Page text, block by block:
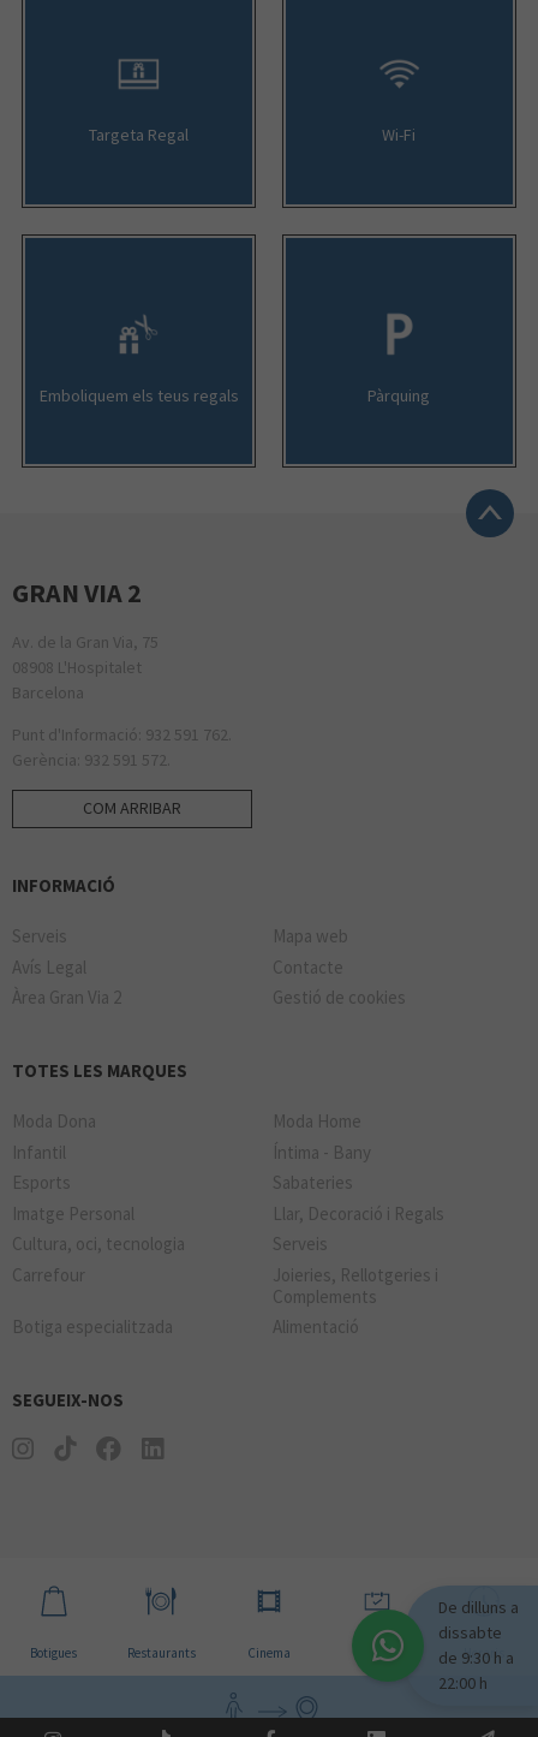
Targeta Regal Wi-Fi
Emboliquem els teus regals Pàrquing
GRAN VIA 2
Av. de la Gran Via, 75
08908 L'Hospitalet
Barcelona
Punt d'Informació: 932 591 762.
Gerència: 932 591 572.
COM ARRIBAR
INFORMACIÓ
Serveis
Mapa web
Avís Legal
Contacte
Àrea Gran Via 2
Gestió de cookies
TOTES LES MARQUES
Moda Dona
Moda Home
Infantil
Íntima - Bany
Esports
Sabateries
Imatge Personal
Llar, Decoració i Regals
Cultura, oci, tecnologia
Serveis
Carrefour
Joieries, Rellotgeries i
Complements
Botiga especialitzada
Alimentació
SEGUEIX-NOS
Botigues Restaurants Cinema Notícies Horaris
De dilluns a
dissabte
de 9:30 h a
22:00 h